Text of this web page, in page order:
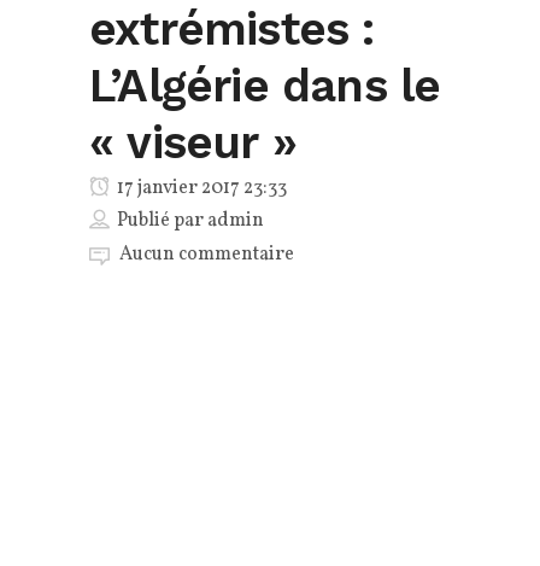
extrémistes :
L’Algérie dans le
« viseur »
17 janvier 2017 23:33
Publié paradmin
Aucun commentaire